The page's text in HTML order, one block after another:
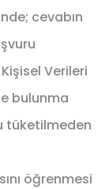
cevabın
Verileri
bulunma
tüketilmeden
öğrenmesi